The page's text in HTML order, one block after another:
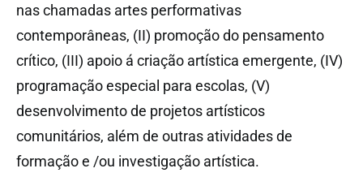
nas chamadas artes performativas
contemporâneas, (II) promoção do pensamento
crítico, (III) apoio á criação artística emergente, (IV)
programação especial para escolas, (V)
desenvolvimento de projetos artísticos
comunitários, além de outras atividades de
formação e /ou investigação artística.